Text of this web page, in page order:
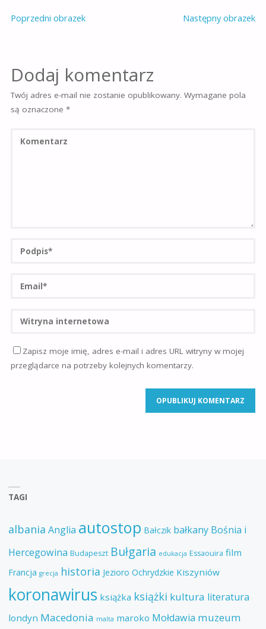
Poprzedni obrazek Następny obrazek
Dodaj komentarz
Twój adres e-mail nie zostanie opublikowany. Wymagane pola
są oznaczone *
Zapisz moje imię, adres e-mail i adres URL witryny w mojej
przeglądarce na potrzeby kolejnych komentarzy.
TAGI
albania Anglia autostop Bałczik bałkany Bośnia i
Hercegowina Budapeszt Bułgaria edukacja Essaouira film
Francja grecja historia Jezioro Ochrydzkie Kiszyniów
koronawirus książka książki kultura literatura
londyn Macedonia malta maroko Mołdawia muzeum